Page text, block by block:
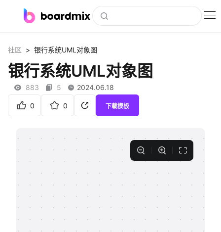
社区资源
下载
私有化部署
支持
社区 > 银行系统UML对象图
银行系统UML对象图
883 5 2024.06.18
0 0 下载模板